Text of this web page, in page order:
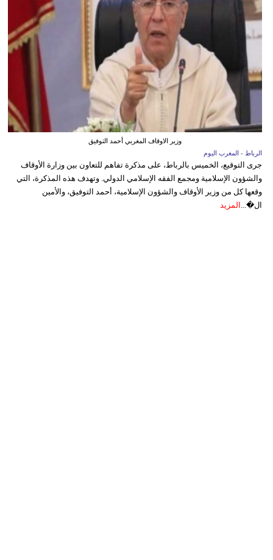
وزير الاوقاف المغربي أحمد التوفيق
الرباط - المغرب اليوم
جرى التوقيع، الخميس بالرباط، على مذكرة تفاهم للتعاون بين وزارة الأوقاف
والشؤون الإسلامية ومجمع الفقه الإسلامي الدولي. وتهدف هذه المذكرة، التي
وقعها كل من وزير الأوقاف والشؤون الإسلامية، أحمد التوفيق، والأمين
ال�... المزيد